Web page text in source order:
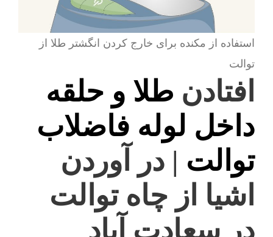
استفاده از مکنده برای خارج کردن انگشتر طلا از
توالت
افتادن طلا و حلقه
داخل لوله فاضلاب
توالت | در آوردن
اشیا از چاه توالت
در سعادت آباد